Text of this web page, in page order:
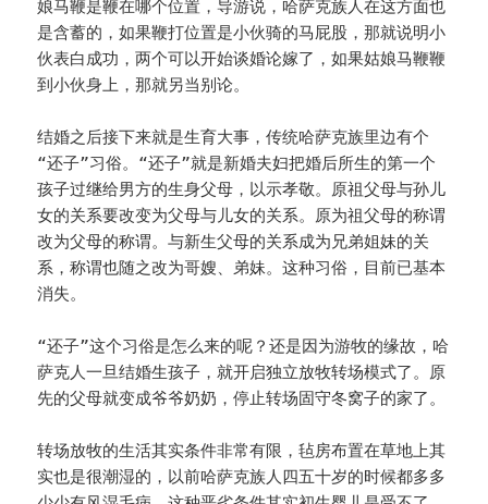
娘马鞭是鞭在哪个位置，导游说，哈萨克族人在这方面也
是含蓄的，如果鞭打位置是小伙骑的马屁股，那就说明小
伙表白成功，两个可以开始谈婚论嫁了，如果姑娘马鞭鞭
到小伙身上，那就另当别论。
结婚之后接下来就是生育大事，传统哈萨克族里边有个
“还子”习俗。“还子”就是新婚夫妇把婚后所生的第一个
孩子过继给男方的生身父母，以示孝敬。原祖父母与孙儿
女的关系要改变为父母与儿女的关系。原为祖父母的称谓
改为父母的称谓。与新生父母的关系成为兄弟姐妹的关
系，称谓也随之改为哥嫂、弟妹。这种习俗，目前已基本
消失。
“还子”这个习俗是怎么来的呢？还是因为游牧的缘故，哈
萨克人一旦结婚生孩子，就开启独立放牧转场模式了。原
先的父母就变成爷爷奶奶，停止转场固守冬窝子的家了。
转场放牧的生活其实条件非常有限，毡房布置在草地上其
实也是很潮湿的，以前哈萨克族人四五十岁的时候都多多